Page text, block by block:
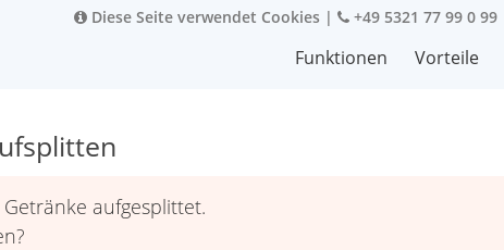
Diese Seite verwendet Cookies | +49 5321 77 99 0 99
Funktionen Vorteile
aufgesplittet.